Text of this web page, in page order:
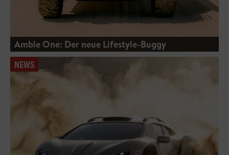
Amble One: Der neue Lifestyle-Buggy
NEWS